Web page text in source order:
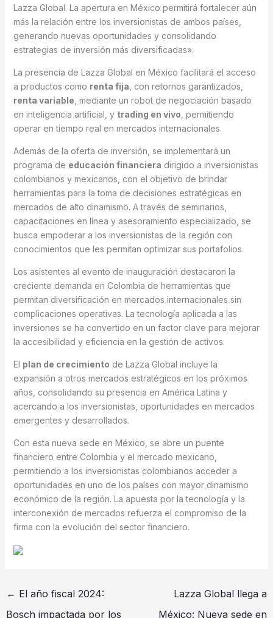
Lazza Global. La apertura en México permitirá fortalecer aún
más la relación entre los inversionistas de ambos países,
generando nuevas oportunidades y consolidando
estrategias de inversión más diversificadas».
La presencia de Lazza Global en México facilitará el acceso
a productos como renta fija , con retornos garantizados,
renta variable , mediante un robot de negociación basado
en inteligencia artificial, y trading en vivo , permitiendo
operar en tiempo real en mercados internacionales.
Además de la oferta de inversión, se implementará un
programa de educación financiera dirigido a inversionistas
colombianos y mexicanos, con el objetivo de brindar
herramientas para la toma de decisiones estratégicas en
mercados de alto dinamismo. A través de seminarios,
capacitaciones en línea y asesoramiento especializado, se
busca empoderar a los inversionistas de la región con
conocimientos que les permitan optimizar sus portafolios.
Los asistentes al evento de inauguración destacaron la
creciente demanda en Colombia de herramientas que
permitan diversificación en mercados internacionales sin
complicaciones operativas. La tecnología aplicada a las
inversiones se ha convertido en un factor clave para mejorar
la accesibilidad y eficiencia en la gestión de activos.
El plan de crecimiento de Lazza Global incluye la
expansión a otros mercados estratégicos en los próximos
años, consolidando su presencia en América Latina y
acercando a los inversionistas, oportunidades en mercados
emergentes y desarrollados.
Con esta nueva sede en México, se abre un puente
financiero entre Colombia y el mercado mexicano,
permitiendo a los inversionistas colombianos acceder a
oportunidades en uno de los países con mayor dinamismo
económico de la región. La apuesta por la tecnología y la
interconexión de mercados refuerza el compromiso de la
firma con la evolución del sector financiero.
← El año fiscal 2024:
Bosch impactada por los
Lazza Global llega a
México: Nueva sede en